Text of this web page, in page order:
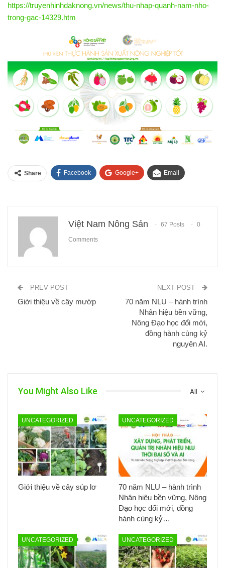
https://truyenhinhdaknong.vn/news/thu-nhap-quanh-nam-nho-
trong-gac-14329.htm
Share Facebook Google+ Email
Việt Nam Nông Sản 67 Posts 0
Comments
PREV POST
Giới thiệu về cây mướp
NEXT POST
70 năm NLU – hành trình
Nhân hiệu bền vững,
Nông Đạo học đổi mới,
đồng hành cùng kỷ
nguyên AI.
All
You Might Also Like
UNCATEGORIZED
Giới thiệu về cây súp lơ
UNCATEGORIZED
70 năm NLU – hành trình
Nhân hiệu bền vững, Nông
Đạo học đổi mới, đồng
hành cùng kỷ…
UNCATEGORIZED UNCATEGORIZED